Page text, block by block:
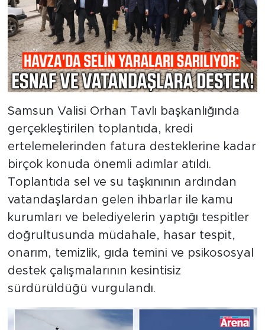
Samsun Valisi Orhan Tavlı başkanlığında
gerçekleştirilen toplantıda, kredi
ertelemelerinden fatura desteklerine kadar
birçok konuda önemli adımlar atıldı.
Toplantıda sel ve su taşkınının ardından
vatandaşlardan gelen ihbarlar ile kamu
kurumları ve belediyelerin yaptığı tespitler
doğrultusunda müdahale, hasar tespit,
onarım, temizlik, gıda temini ve psikososyal
destek çalışmalarının kesintisiz
sürdürüldüğü vurgulandı.